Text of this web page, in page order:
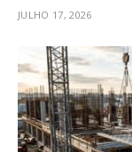
JULHO 17, 2026